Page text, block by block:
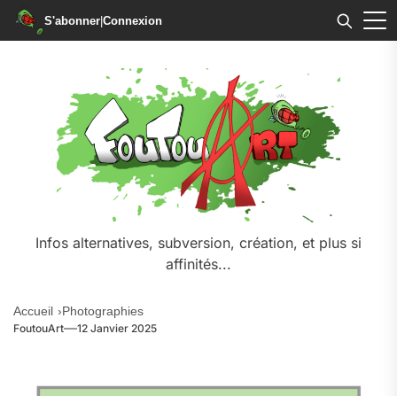
S'abonner|Connexion
Infos alternatives, subversion, création, et plus si
affinités...
Accueil Photographies
FoutouArt 12 Janvier 2025